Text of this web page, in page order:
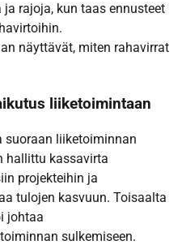
rajoja, kun taas ennusteet
näyttävät, miten rahavirrat
liiketoimintaan
suoraan liiketoiminnan
hallittu kassavirta
projekteihin ja
tulojen kasvuun. Toisaalta
johtaa
sulkemiseen.